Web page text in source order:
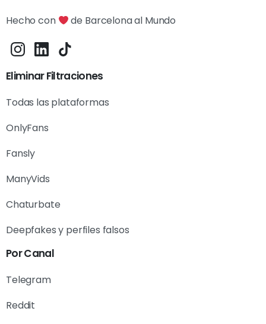
Hecho con de Barcelona al Mundo
Eliminar Filtraciones
Todas las plataformas
OnlyFans
Fansly
ManyVids
Chaturbate
Deepfakes y perfiles falsos
Por Canal
Telegram
Reddit